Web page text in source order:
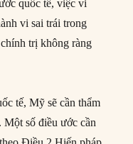
quốc tế, việc vi
vi sai trái trong
trị không ràng
tế, Mỹ sẽ cần thẩm
số điều ước cần